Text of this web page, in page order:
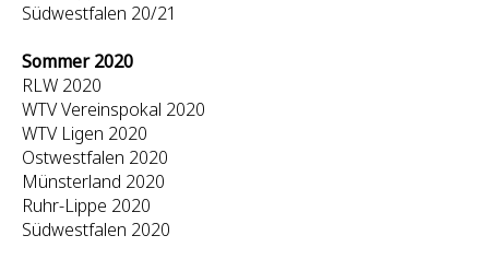
Südwestfalen 20/21
Sommer 2020
RLW 2020
WTV Vereinspokal 2020
WTV Ligen 2020
Ostwestfalen 2020
Münsterland 2020
Ruhr-Lippe 2020
Südwestfalen 2020